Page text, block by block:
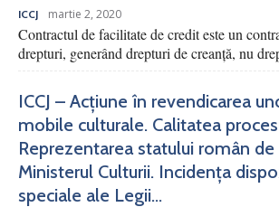
ICCJ martie 2, 2020
Contractul de facilitate de credit este un
drepturi, generând drepturi de creanță, nu
ICCJ – Acțiune în revendicarea
mobile culturale. Calitatea
Reprezentarea statului român de
Ministerul Culturii. Incidența
speciale ale Legii...